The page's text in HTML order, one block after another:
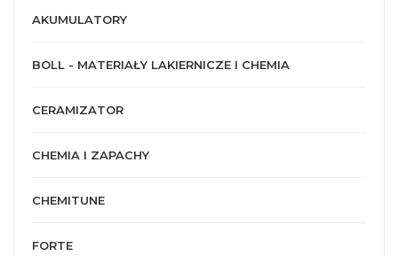
AKUMULATORY
BOLL - MATERIAŁY LAKIERNICZE I CHEMIA
CERAMIZATOR
CHEMIA I ZAPACHY
CHEMITUNE
FORTE